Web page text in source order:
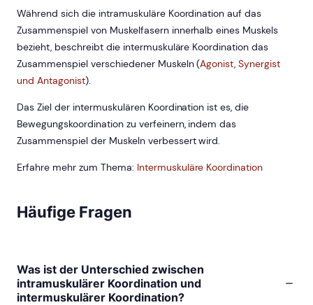
Während sich die intramuskuläre Koordination auf das
Zusammenspiel von Muskelfasern innerhalb eines Muskels
bezieht, beschreibt die intermuskuläre Koordination das
Zusammenspiel verschiedener Muskeln (Agonist, Synergist
und Antagonist).
Das Ziel der intermuskulären Koordination ist es, die
Bewegungskoordination zu verfeinern, indem das
Zusammenspiel der Muskeln verbessert wird.
Erfahre mehr zum Thema: Intermuskuläre Koordination
Häufige Fragen
Was ist der Unterschied zwischen
intramuskulärer Koordination und
intermuskulärer Koordination?